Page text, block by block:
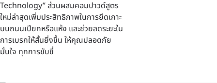
Technology” ส่วนผสมคอมปาวด์สูตร
ใหม่ล่าสุดเพิ่มประสิทธิภาพในการยึดเกาะ
บนถนนเปียกหรือแห้ง และช่วยลดระยะใน
การเบรกให้สั้นยิ่งขึ้น ให้คุณปลอดภัย
มั่นใจ ทุกการขับขี่